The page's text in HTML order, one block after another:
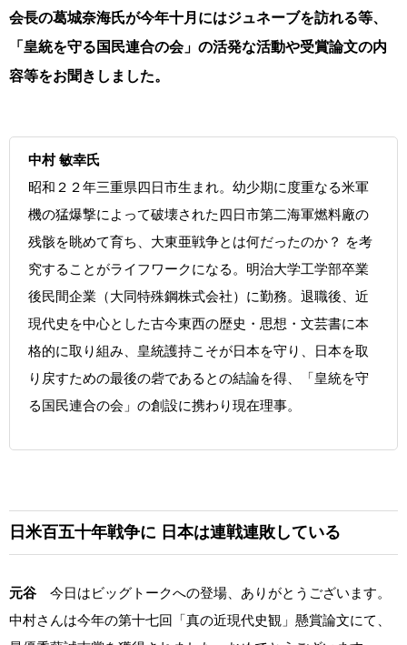
会長の葛城奈海氏が今年十月にはジュネーブを訪れる等、
「皇統を守る国民連合の会」の活発な活動や受賞論文の内
容等をお聞きしました。
中村 敏幸氏
昭和２２年三重県四日市生まれ。幼少期に度重なる米軍
機の猛爆撃によって破壊された四日市第二海軍燃料廠の
残骸を眺めて育ち、大東亜戦争とは何だったのか？ を考
究することがライフワークになる。明治大学工学部卒業
後民間企業（大同特殊鋼株式会社）に勤務。退職後、近
現代史を中心とした古今東西の歴史・思想・文芸書に本
格的に取り組み、皇統護持こそが日本を守り、日本を取
り戻すための最後の砦であるとの結論を得、「皇統を守
る国民連合の会」の創設に携わり現在理事。
日米百五十年戦争に 日本は連戦連敗している
元谷 今日はビッグトークへの登場、ありがとうございます。
中村さんは今年の第十七回「真の近現代史観」懸賞論文にて、